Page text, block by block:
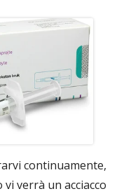
continuamente,
verrà un acciacco